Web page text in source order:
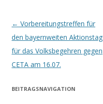
Beitrags-
Navigation
← Vorbereitungstreffen für
den bayernweiten Aktionstag
für das Volksbegehren gegen
CETA am 16.07.
BEITRAGSNAVIGATION